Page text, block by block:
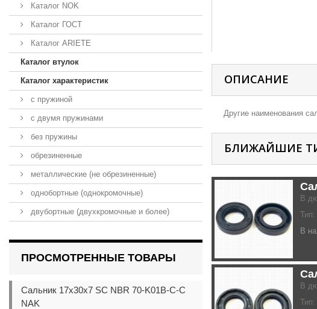
Каталог NOK
Каталог ГОСТ
Каталог ARIETE
Каталог втулок
Каталог характеристик
с пружиной
с двумя пружинами
без пружины
обрезиненные
металлические (не обрезиненные)
однобортные (однокромочные)
двубортные (двухкромочные и более)
ПРОСМОТРЕННЫЕ ТОВАРЫ
Сальник 17x30x7 SC NBR 70-K01B-C-C
NAK
ОПИСАНИЕ
Другие наименования
БЛИЖАЙШИЕ
В
Тип:
В
В
Тип: